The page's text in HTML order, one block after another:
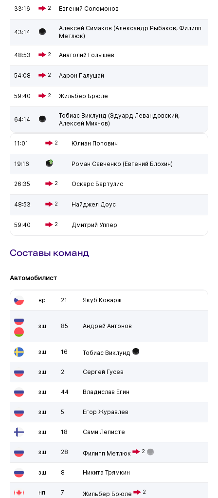
33:16 2 Евгений Соломонов
43:14
Алексей Симаков (Александр Рыбаков, Филипп
Метлюк)
48:53 2 Анатолий Голышев
54:08 2 Аарон Палушай
59:40 2 Жильбер Брюле
64:14
Тобиас Виклунд (Эдуард Левандовский,
Алексей Михнов)
11:01 2 Юлиан Попович
19:16 Роман Савченко (Евгений Блохин)
26:35 2 Оскарс Бартулис
48:53 2 Найджел Доус
59:40 2 Дмитрий Уппер
Составы команд
Автомобилист
вр 21 Якуб Коварж
зщ 85 Андрей Антонов
зщ 16 Тобиас Виклунд
зщ 2 Сергей Гусев
зщ 44 Владислав Егин
зщ 5 Егор Журавлев
зщ 18 Сами Леписте
зщ 28 Филипп Метлюк 2
зщ 8 Никита Трямкин
нп 7 Жильбер Брюле 2